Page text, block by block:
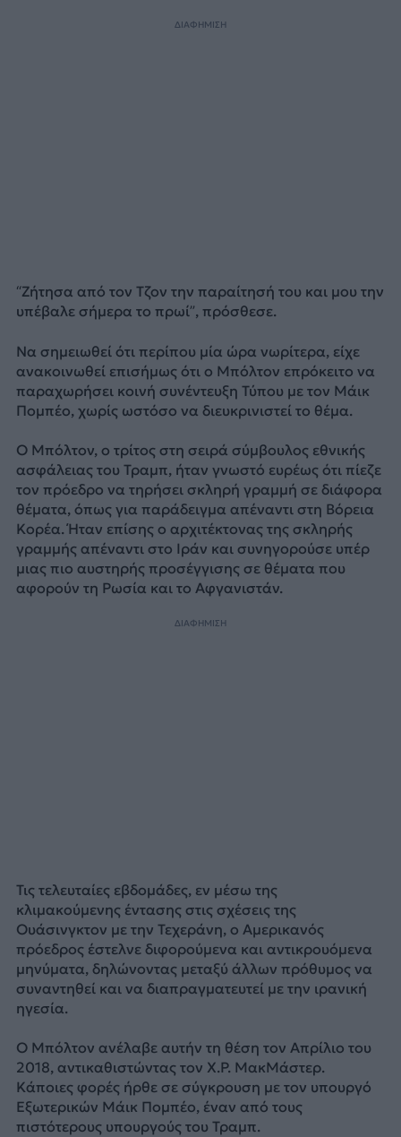
ΔΙΑΦΗΜΙΣΗ
“Ζήτησα από τον Τζον την παραίτησή του και μου την
υπέβαλε σήμερα το πρωί”, πρόσθεσε.
Να σημειωθεί ότι περίπου μία ώρα νωρίτερα, είχε
ανακοινωθεί επισήμως ότι ο Μπόλτον επρόκειτο να
παραχωρήσει κοινή συνέντευξη Τύπου με τον Μάικ
Πομπέο, χωρίς ωστόσο να διευκρινιστεί το θέμα.
Ο Μπόλτον, ο τρίτος στη σειρά σύμβουλος εθνικής
ασφάλειας του Τραμπ, ήταν γνωστό ευρέως ότι πίεζε
τον πρόεδρο να τηρήσει σκληρή γραμμή σε διάφορα
θέματα, όπως για παράδειγμα απέναντι στη Βόρεια
Κορέα. Ήταν επίσης ο αρχιτέκτονας της σκληρής
γραμμής απέναντι στο Ιράν και συνηγορούσε υπέρ
μιας πιο αυστηρής προσέγγισης σε θέματα που
αφορούν τη Ρωσία και το Αφγανιστάν.
ΔΙΑΦΗΜΙΣΗ
Τις τελευταίες εβδομάδες, εν μέσω της
κλιμακούμενης έντασης στις σχέσεις της
Ουάσινγκτον με την Τεχεράνη, ο Αμερικανός
πρόεδρος έστελνε διφορούμενα και αντικρουόμενα
μηνύματα, δηλώνοντας μεταξύ άλλων πρόθυμος να
συναντηθεί και να διαπραγματευτεί με την ιρανική
ηγεσία.
Ο Μπόλτον ανέλαβε αυτήν τη θέση τον Απρίλιο του
2018, αντικαθιστώντας τον Χ.Ρ. ΜακΜάστερ.
Κάποιες φορές ήρθε σε σύγκρουση με τον υπουργό
Εξωτερικών Μάικ Πομπέο, έναν από τους
πιστότερους υπουργούς του Τραμπ.